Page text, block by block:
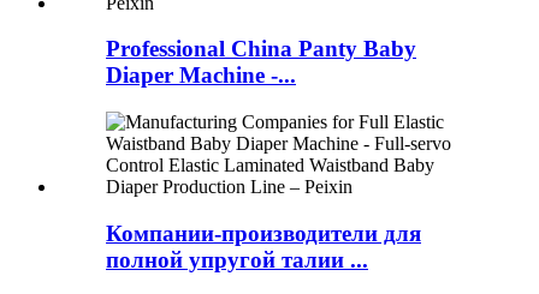
Professional China Panty Baby
Diaper Machine -...
Компании-производители для
полной упругой талии ...